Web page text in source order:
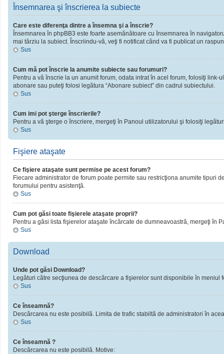
Însemnarea şi înscrierea la subiecte
Care este diferenţa dintre a însemna şi a înscrie?
Însemnarea în phpBB3 este foarte asemănătoare cu însemnarea în
mai târziu la subiect. Înscriindu-vă, veţi fi notificat când va fi publicat un
Sus
Cum mă pot înscrie la anumite subiecte sau forumuri?
Pentru a vă înscrie la un anumit forum, odata intrat în acel forum, folosiţi
abonare sau puteţi folosi legătura “Abonare subiect” din cadrul subiectului.
Sus
Cum imi pot şterge înscrierile?
Pentru a vă şterge o înscriere, mergeţi în Panoul utilizatorului şi folosiţi
Sus
Fişiere ataşate
Ce fişiere ataşate sunt permise pe acest forum?
Fiecare administrator de forum poate permite sau restricţiona anumite tipuri
forumului pentru asistenţă.
Sus
Cum pot găsi toate fişierele ataşate proprii?
Pentru a găsi lista fişierelor ataşate încărcate de dumneavoastră, mergeţi în
Sus
Download
Unde pot găsi Download?
Legături către secţiunea de descărcare a fişierelor sunt disponibile în meniul
Sus
Ce înseamnă?
Descărcarea nu este posibilă. Limita de trafic stabiltă de administratori în
Sus
Ce înseamnă ?
Descărcarea nu este posibilă. Motive: